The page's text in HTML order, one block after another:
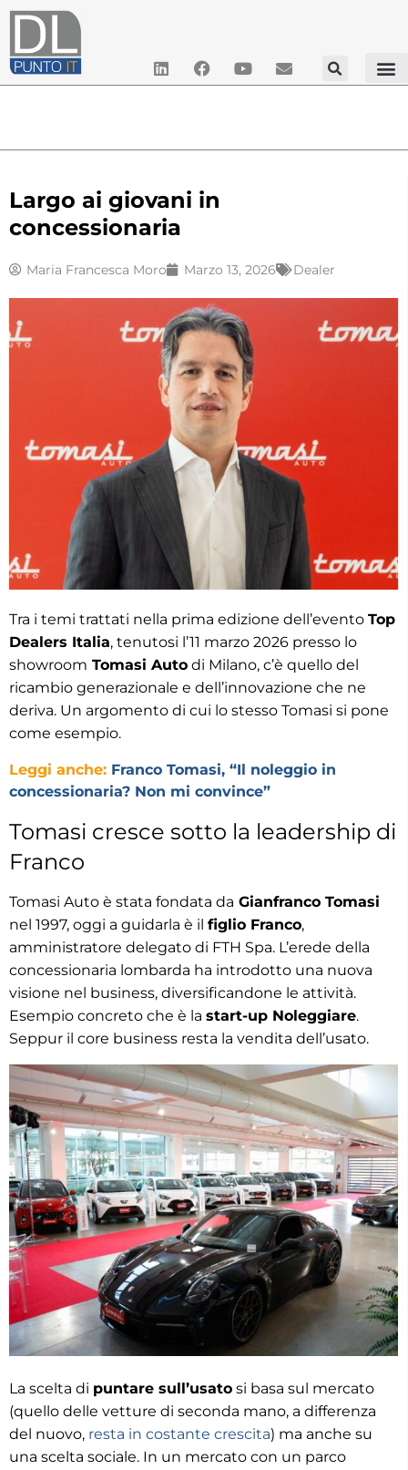
Largo ai giovani in
concessionaria
Maria Francesca Moro Marzo 13, 2026 Dealer
Tra i temi trattati nella prima edizione dell’evento Top
Dealers Italia, tenutosi l’11 marzo 2026 presso lo
showroom Tomasi Auto di Milano, c’è quello del
ricambio generazionale e dell’innovazione che ne
deriva. Un argomento di cui lo stesso Tomasi si pone
come esempio.
Leggi anche: Franco Tomasi, “Il noleggio in
concessionaria? Non mi convince”
Tomasi cresce sotto la leadership di
Franco
Tomasi Auto è stata fondata da Gianfranco Tomasi
nel 1997, oggi a guidarla è il figlio Franco,
amministratore delegato di FTH Spa. L’erede della
concessionaria lombarda ha introdotto una nuova
visione nel business, diversificandone le attività.
Esempio concreto che è la start-up Noleggiare.
Seppur il core business resta la vendita dell’usato.
La scelta di puntare sull’usato si basa sul mercato
(quello delle vetture di seconda mano, a differenza
del nuovo, resta in costante crescita) ma anche su
una scelta sociale. In un mercato con un parco